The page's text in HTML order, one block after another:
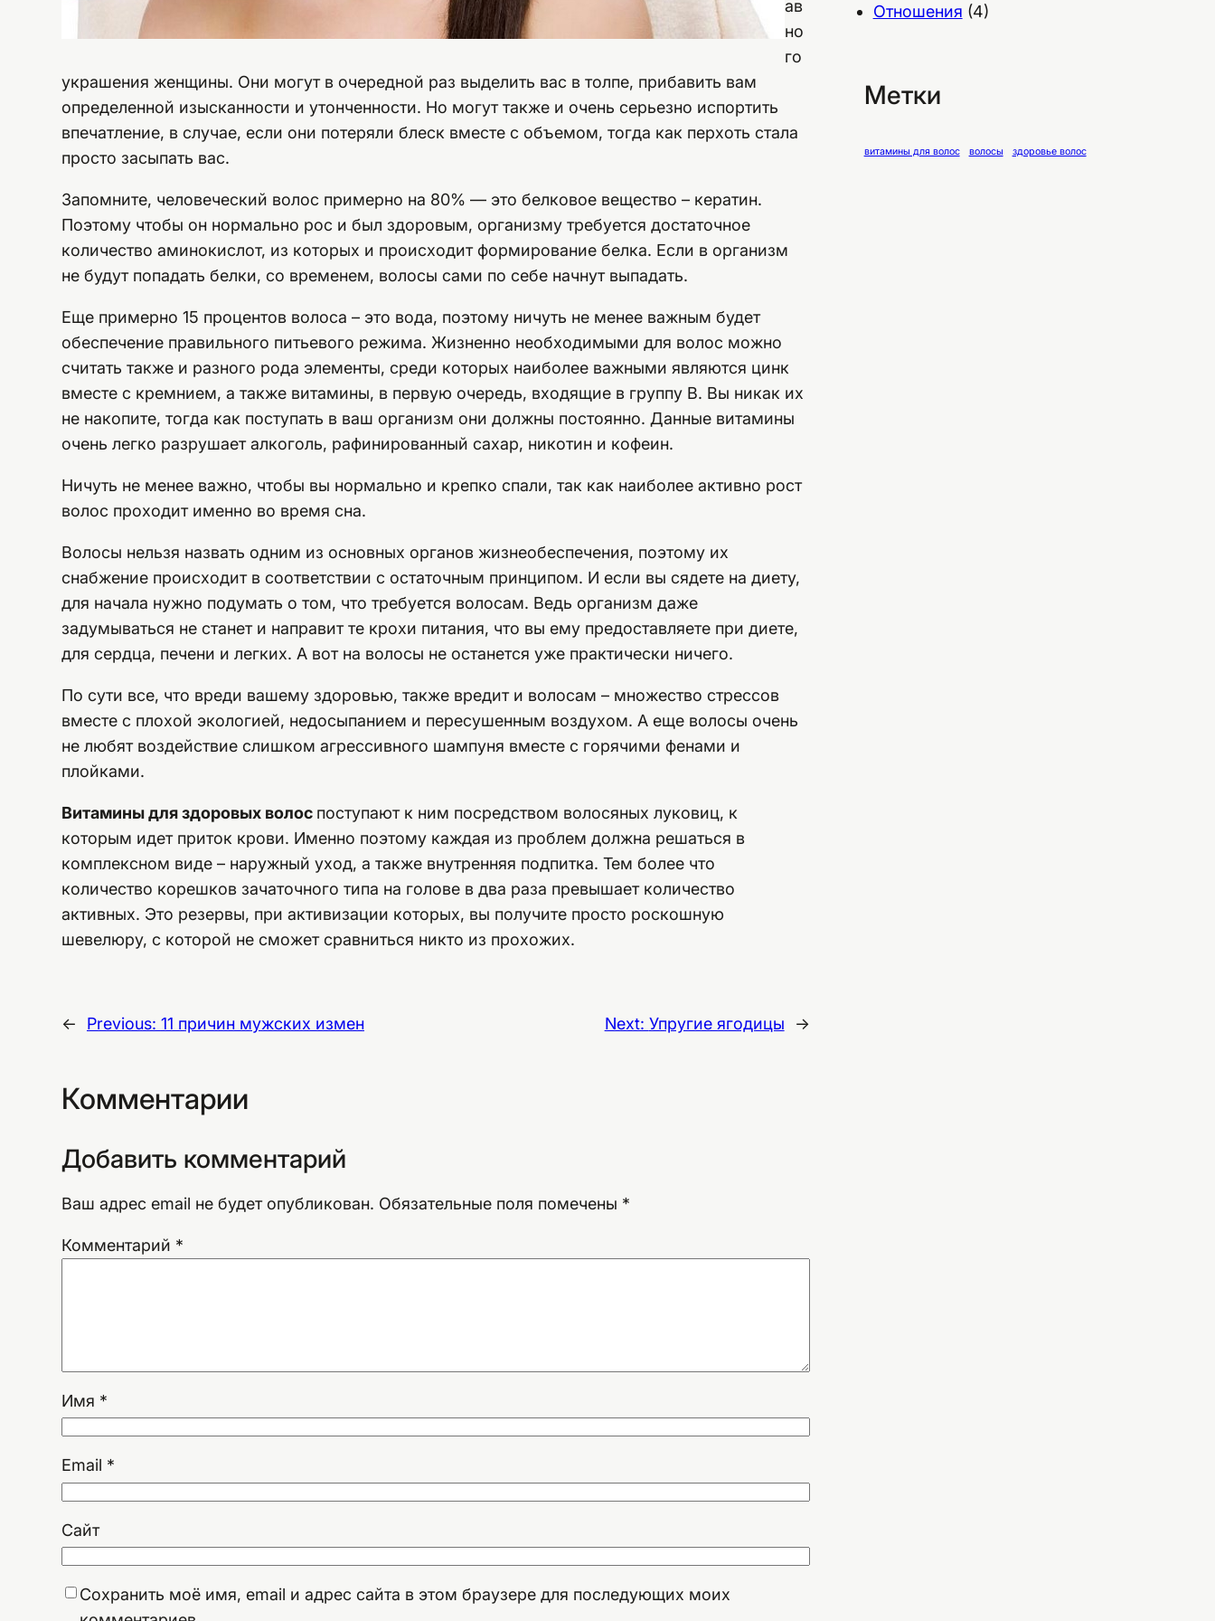
ав
но
го
украшения женщины. Они могут в очередной раз выделить вас в толпе, прибавить вам
определенной изысканности и утонченности. Но могут также и очень серьезно испортить
впечатление, в случае, если они потеряли блеск вместе с объемом, тогда как перхоть стала
просто засыпать вас.
Запомните, человеческий волос примерно на 80% — это белковое вещество – кератин.
Поэтому чтобы он нормально рос и был здоровым, организму требуется достаточное
количество аминокислот, из которых и происходит формирование белка. Если в организм
не будут попадать белки, со временем, волосы сами по себе начнут выпадать.
Еще примерно 15 процентов волоса – это вода, поэтому ничуть не менее важным будет
обеспечение правильного питьевого режима. Жизненно необходимыми для волос можно
считать также и разного рода элементы, среди которых наиболее важными являются цинк
вместе с кремнием, а также витамины, в первую очередь, входящие в группу В. Вы никак их
не накопите, тогда как поступать в ваш организм они должны постоянно. Данные витамины
очень легко разрушает алкоголь, рафинированный сахар, никотин и кофеин.
Ничуть не менее важно, чтобы вы нормально и крепко спали, так как наиболее активно рост
волос проходит именно во время сна.
Волосы нельзя назвать одним из основных органов жизнеобеспечения, поэтому их
снабжение происходит в соответствии с остаточным принципом. И если вы сядете на диету,
для начала нужно подумать о том, что требуется волосам. Ведь организм даже
задумываться не станет и направит те крохи питания, что вы ему предоставляете при диете,
для сердца, печени и легких. А вот на волосы не останется уже практически ничего.
По сути все, что вреди вашему здоровью, также вредит и волосам – множество стрессов
вместе с плохой экологией, недосыпанием и пересушенным воздухом. А еще волосы очень
не любят воздействие слишком агрессивного шампуня вместе с горячими фенами и
плойками.
Витамины для здоровых волос поступают к ним посредством волосяных луковиц, к
которым идет приток крови. Именно поэтому каждая из проблем должна решаться в
комплексном виде – наружный уход, а также внутренняя подпитка. Тем более что
количество корешков зачаточного типа на голове в два раза превышает количество
активных. Это резервы, при активизации которых, вы получите просто роскошную
шевелюру, с которой не сможет сравниться никто из прохожих.
← Previous: 11 причин мужских измен Next: Упругие ягодицы →
Комментарии
Добавить комментарий
Ваш адрес email не будет опубликован. Обязательные поля помечены *
Комментарий *
Имя *
Email *
Сайт
Сохранить моё имя, email и адрес сайта в этом браузере для последующих моих
Отношения (4)
Метки
витамины для волос волосы здоровье волос